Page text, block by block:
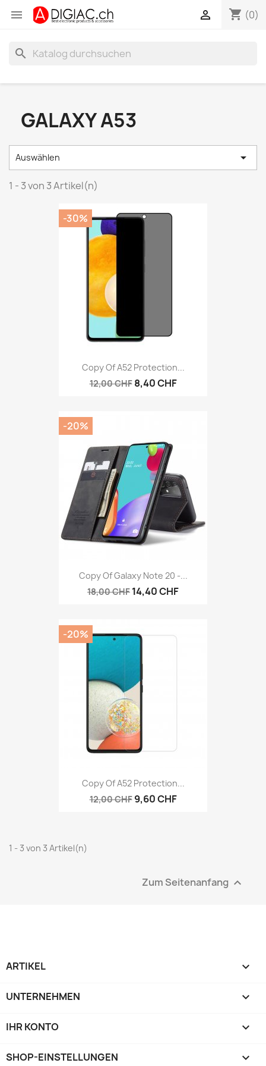
 shopping_cart (0)

search
GALAXY A53
Auswählen 
1 - 3 von 3 Artikel(n)
Copy Of A52 Protection...
12,00 CHF 8,40 CHF
-30%
Copy Of Galaxy Note 20 -...
18,00 CHF 14,40 CHF
-20%
Copy Of A52 Protection...
12,00 CHF 9,60 CHF
-20%
1 - 3 von 3 Artikel(n)
Zum Seitenanfang 
ARTIKEL 
UNTERNEHMEN 
IHR KONTO 
SHOP-EINSTELLUNGEN keyboard_arrow_down